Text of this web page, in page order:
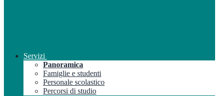
Servizi
Panoramica
Famiglie e studenti
Personale scolastico
Percorsi di studio